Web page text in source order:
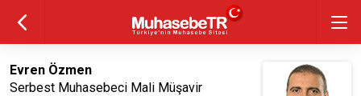
Evren Özmen
Serbest Muhasebeci Mali Müşavir